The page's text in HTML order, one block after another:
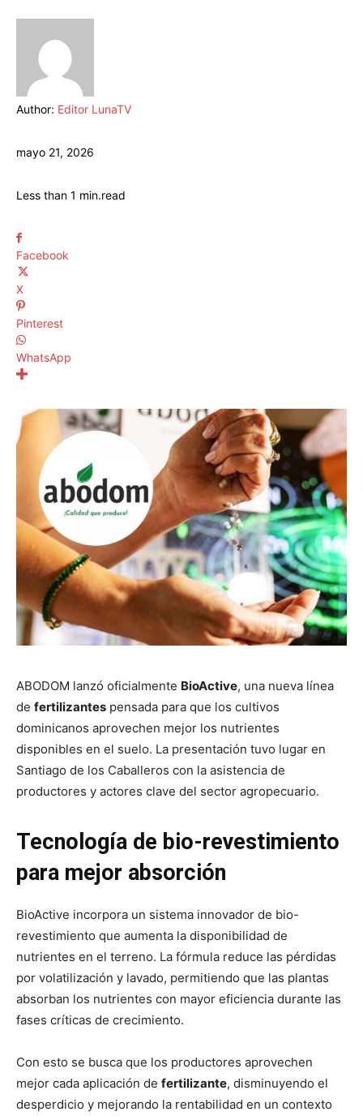
Author: Editor LunaTV
mayo 21, 2026
Less than 1 min.read
Facebook
X
Pinterest
WhatsApp
ABODOM lanzó oficialmente BioActive, una nueva línea
de fertilizantes pensada para que los cultivos
dominicanos aprovechen mejor los nutrientes
disponibles en el suelo. La presentación tuvo lugar en
Santiago de los Caballeros con la asistencia de
productores y actores clave del sector agropecuario.
Tecnología de bio-revestimiento
para mejor absorción
BioActive incorpora un sistema innovador de bio-
revestimiento que aumenta la disponibilidad de
nutrientes en el terreno. La fórmula reduce las pérdidas
por volatilización y lavado, permitiendo que las plantas
absorban los nutrientes con mayor eficiencia durante las
fases críticas de crecimiento.
Con esto se busca que los productores aprovechen
mejor cada aplicación de fertilizante, disminuyendo el
desperdicio y mejorando la rentabilidad en un contexto